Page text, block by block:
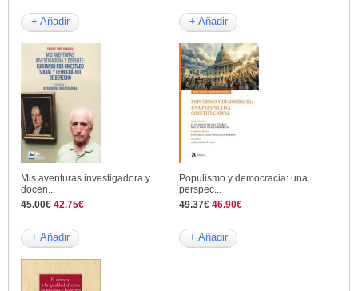
+ Añadir + Añadir
Mis aventuras investigadora y
docen...
45.00€ 42.75€
+ Añadir
Populismo y democracia: una
perspec...
49.37€ 46.90€
+ Añadir